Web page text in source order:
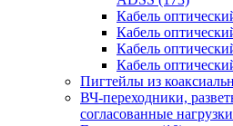
Кабель
Кабель
Кабель
Кабель
Пигтейлы из
ВЧ-переходники,
согласованные нагрузки